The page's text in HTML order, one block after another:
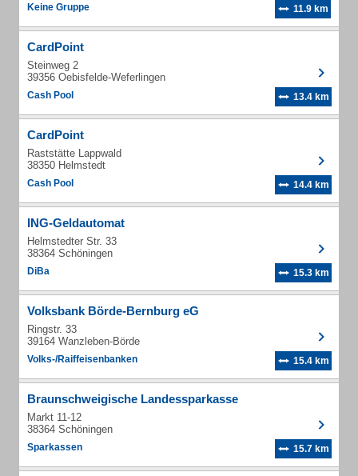
Keine Gruppe 11.9 km
CardPoint
Steinweg 2
39356 Oebisfelde-Weferlingen
Cash Pool 13.4 km
CardPoint
Raststätte Lappwald
38350 Helmstedt
Cash Pool 14.4 km
ING-Geldautomat
Helmstedter Str. 33
38364 Schöningen
DiBa 15.3 km
Volksbank Börde-Bernburg eG
Ringstr. 33
39164 Wanzleben-Börde
Volks-/Raiffeisenbanken 15.4 km
Braunschweigische Landessparkasse
Markt 11-12
38364 Schöningen
Sparkassen 15.7 km